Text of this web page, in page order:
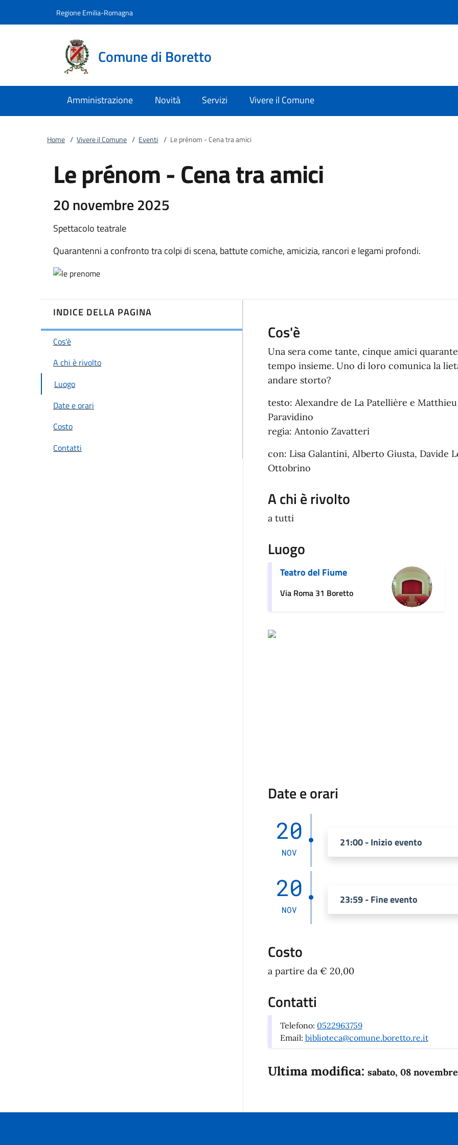
Regione Emilia-Romagna
Comune di Boretto
Amministrazione Novità Servizi Vivere il Comune
Home / Vivere il Comune / Eventi / Le prénom - Cena tra amici
Le prénom - Cena tra amici
20 novembre 2025
Spettacolo teatrale
Quarantenni a confronto tra colpi di scena, battute comiche, amicizia, rancori e legami profondi.
INDICE DELLA PAGINA
Cos'è
A chi è rivolto
Luogo
Date e orari
Costo
Contatti
Cos'è
Una sera come tante, cinque amici
tempo insieme. Uno di loro comunica la
andare storto?
testo: Alexandre de La Patellière e
Paravidino
regia: Antonio Zavatteri
con: Lisa Galantini, Alberto Giusta, Davide
Ottobrino
A chi è rivolto
a tutti
Luogo
Teatro del Fiume
Via Roma 31 Boretto
Date e orari
20
NOV
21:00 - Inizio evento
20
NOV
23:59 - Fine evento
Costo
a partire da € 20,00
Contatti
Telefono: 0522963759
Email: biblioteca@comune.boretto.re.it
Ultima modifica: sabato, 08